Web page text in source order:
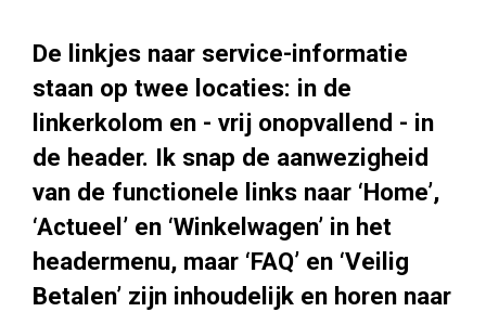
De linkjes naar service-informatie
staan op twee locaties: in de
linkerkolom en - vrij onopvallend - in
de header. Ik snap de aanwezigheid
van de functionele links naar ‘Home’,
‘Actueel’ en ‘Winkelwagen’ in het
headermenu, maar ‘FAQ’ en ‘Veilig
Betalen’ zijn inhoudelijk en horen naar